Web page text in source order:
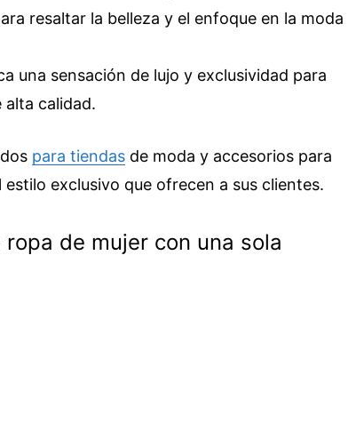
resaltar la belleza y el enfoque en la moda
una sensación de lujo y exclusividad para
alta calidad.
para tiendas de moda y accesorios para
exclusivo que ofrecen a sus clientes.
de mujer con una sola